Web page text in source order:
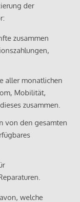
der
zusammen
aller monatlichen
Mobilität,
zusammen.
von den gesamten
welche